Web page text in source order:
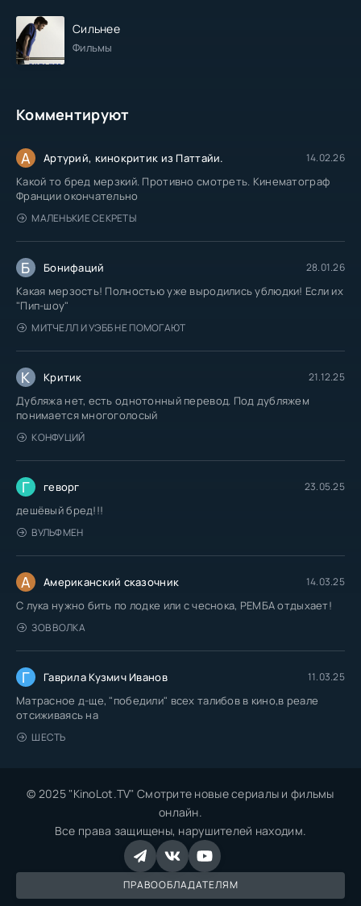
Сильнее
Фильмы
Комментируют
А Артурий, кинокритик из Паттайи. 14.02.26
Какой то бред мерзкий. Противно смотреть. Кинематограф
Франции окончательно
МАЛЕНЬКИЕ СЕКРЕТЫ
Б Бонифаций 28.01.26
Какая мерзость! Полностью уже выродились ублюдки! Если их
"Пип-шоу"
МИТЧЕЛЛ И УЭББ НЕ ПОМОГАЮТ
К Критик 21.12.25
Дубляжа нет, есть однотонный перевод. Под дубляжем
понимается многоголосый
КОНФУЦИЙ
Г геворг 23.05.25
дешёвый бред!!!
ВУЛЬФМЕН
А Американский сказочник 14.03.25
С лука нужно бить по лодке или с чеснока, РЕМБА отдыхает!
ЗОВ ВОЛКА
Г Гаврила Кузмич Иванов 11.03.25
Матрасное д-ще, "победили" всех талибов в кино,в реале
отсиживаясь на
ШЕСТЬ
© 2025 "KinoLot.TV" Смотрите новые сериалы и фильмы
онлайн.
Все права защищены, нарушителей находим.
ПРАВООБЛАДАТЕЛЯМ